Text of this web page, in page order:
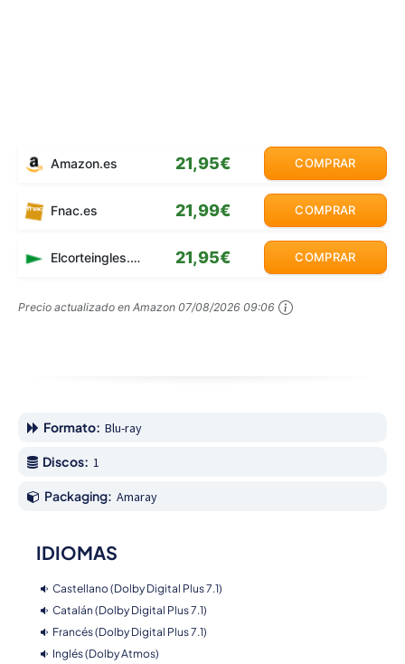
Amazon.es 21,95€ COMPRAR
Fnac.es 21,99€ COMPRAR
Elcorteingles.es 21,95€ COMPRAR
Precio actualizado en Amazon 07/08/2026 09:06
Formato: Blu-ray
Discos: 1
Packaging: Amaray
IDIOMAS
Castellano (Dolby Digital Plus 7.1)
Catalán (Dolby Digital Plus 7.1)
Francés (Dolby Digital Plus 7.1)
Inglés (Dolby Atmos)